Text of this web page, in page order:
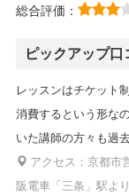
総合評価：
ピックアップ口
レッスンはチケット
消費するという形な
いた講師の方々も過
アクセス：京都市
阪電車「三条」駅よ